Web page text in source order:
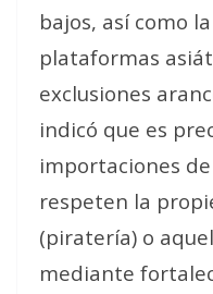
bajos, así como
plataformas
exclusiones
indicó que es
importaciones
respeten la
(piratería) o
mediante